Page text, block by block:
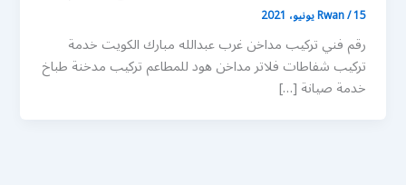
Rwan/15 يونيو، 2021
رقم فني تركيب مداخن غرب عبدالله مبارك الكويت خدمة
تركيب شفاطات فلاتر مداخن هود للمطاعم تركيب مدخنة طباخ
خدمة صيانة […]